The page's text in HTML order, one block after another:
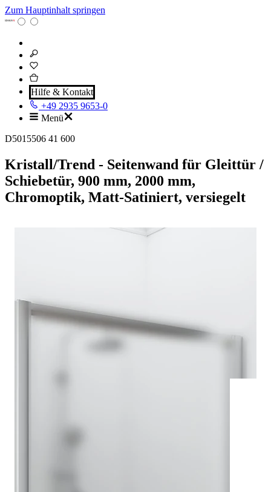
Zum Hauptinhalt springen
Hilfe & Kontakt
+49 2935 9653-0
Menü
D5015506 41 600
Kristall/Trend - Seitenwand für Gleittür /
Schiebetür, 900 mm, 2000 mm,
Chromoptik, Matt-Satiniert, versiegelt